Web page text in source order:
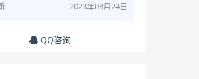
2023年03月24日
QQ咨询